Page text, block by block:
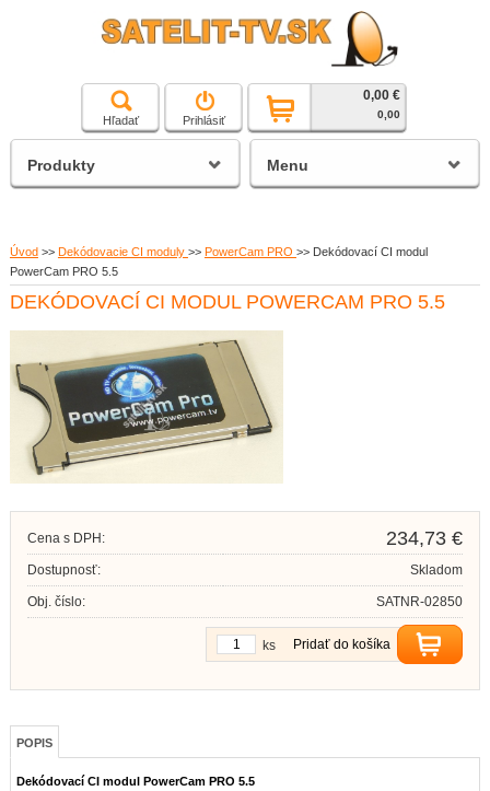
čierna a biela technika
satelitné prijímače
Hľadať Prihlásiť
0,00 €
0,00
Úvod >> Dekódovacie CI moduly >> PowerCam PRO >> Dekódovací CI modul
PowerCam PRO 5.5
DEKÓDOVACÍ CI MODUL POWERCAM PRO 5.5
Cena s DPH: 234,73 €
Dostupnosť: Skladom
Obj. číslo: SATNR-02850
Pridať do košíka
ks
POPIS
Dekódovací CI modul PowerCam PRO 5.5
Produkty Menu